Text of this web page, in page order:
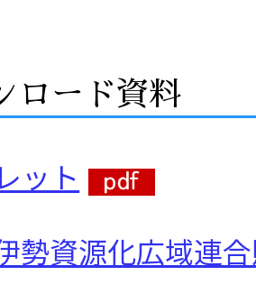
ロード資料
ット
勢資源化広域連